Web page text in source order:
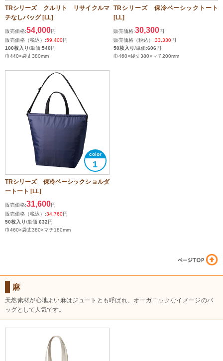
TRシリーズ クルリト リサイクルマ
チなしバッグ [LL]
販売価格:54,000円
販売価格（税込）:59,400円
100枚入り/単価:540円
巾440×袋丈380mm
TRシリーズ 保冷ベーシックトート
[LL]
販売価格:30,300円
販売価格（税込）:33,330円
50枚入り/単価:606円
巾460×袋丈380×マチ200mm
1
TRシリーズ 保冷ベーシックショルダ
ートート [LL]
販売価格:31,600円
販売価格（税込）:34,760円
50枚入り/単価:632円
巾460×袋丈380×マチ180mm
麻
天然素材が心地よい麻はジュートとも呼ばれ、オーガニックなイメージのバ
ッグとして人気です。